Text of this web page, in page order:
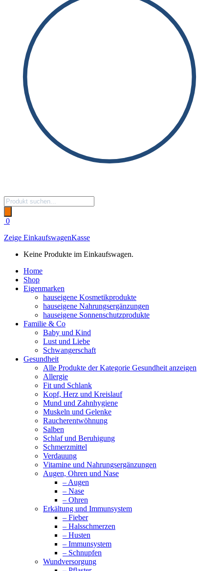
Products
search
0
Zeige EinkaufswagenKasse
Keine Produkte im Einkaufswagen.
Home
Shop
Eigenmarken
hauseigene Kosmetikprodukte
hauseigene Nahrungsergänzungen
hauseigene Sonnenschutzprodukte
Familie & Co
Baby und Kind
Lust und Liebe
Schwangerschaft
Gesundheit
Alle Produkte der Kategorie Gesundheit anzeigen
Allergie
Fit und Schlank
Kopf, Herz und Kreislauf
Mund und Zahnhygiene
Muskeln und Gelenke
Raucherentwöhnung
Salben
Schlaf und Beruhigung
Schmerzmittel
Verdauung
Vitamine und Nahrungsergänzungen
Augen, Ohren und Nase
– Augen
– Nase
– Ohren
Erkältung und Immunsystem
– Fieber
– Halsschmerzen
– Husten
– Immunsystem
– Schnupfen
Wundversorgung